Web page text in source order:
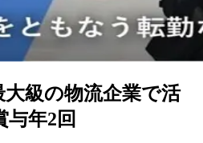
級の物流企業で活
年2回